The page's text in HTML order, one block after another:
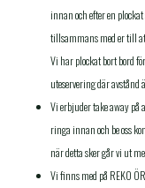
innan och efter en
tillsammans med er till
Vi har plockat bort bord
uteservering där
Vi erbjuder take away på
ringa innan och be oss
när detta sker går vi ut
Vi finns med på REKO